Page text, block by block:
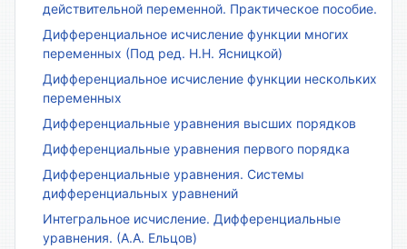
действительной переменной. Практическое пособие.
Дифференциальное исчисление функции многих
переменных (Под ред. Н.Н. Ясницкой)
Дифференциальное исчисление функции нескольких
переменных
Дифференциальные уравнения высших порядков
Дифференциальные уравнения первого порядка
Дифференциальные уравнения. Системы
дифференциальных уравнений
Интегральное исчисление. Дифференциальные
уравнения. (А.А. Ельцов)